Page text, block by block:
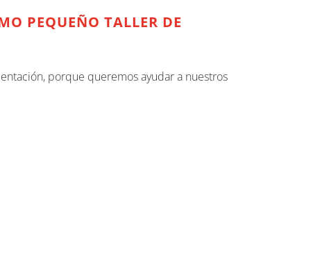
PEQUEÑO TALLER DE
porque queremos ayudar a nuestros